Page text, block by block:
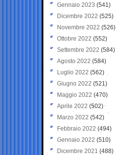
Gennaio 2023 (541)
Dicembre 2022 (525)
Novembre 2022 (526)
Ottobre 2022 (552)
Settembre 2022 (584)
Agosto 2022 (584)
Luglio 2022 (562)
Giugno 2022 (521)
Maggio 2022 (470)
Aprile 2022 (502)
Marzo 2022 (542)
Febbraio 2022 (494)
Gennaio 2022 (510)
Dicembre 2021 (488)